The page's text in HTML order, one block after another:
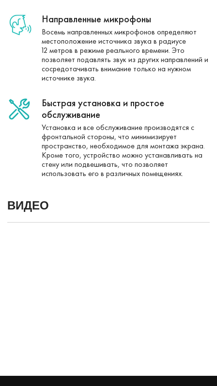
Направленные микрофоны
Восемь направленных микрофонов определяют
местоположение источника звука в радиусе
12 метров в режиме реального времени. Это
позволяет подавлять звук из других направлений и
сосредотачивать внимание только на нужном
источнике звука.
Быстрая установка и простое
обслуживание
Установка и все обслуживание производятся с
фронтальной стороны, что минимизирует
пространство, необходимое для монтажа экрана.
Кроме того, устройство можно устанавливать на
стену или подвешивать, что позволяет
использовать его в различных помещениях.
ВИДЕО